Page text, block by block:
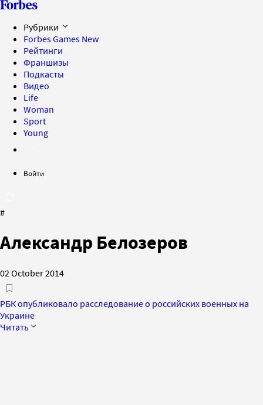
Рубрики
Forbes Games New
Рейтинги
Франшизы
Подкасты
Видео
Life
Woman
Sport
Young
Войти
#
Александр Белозеров
02 October 2014
РБК опубликовало расследование о российских военных на
Украине
Читать